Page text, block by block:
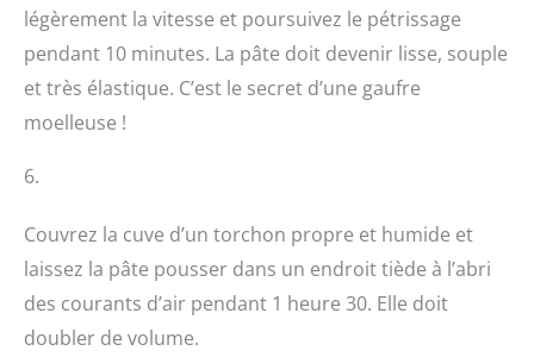
légèrement la vitesse et poursuivez le pétrissage
pendant 10 minutes. La pâte doit devenir lisse, souple
et très élastique. C’est le secret d’une gaufre
moelleuse !
6.
Couvrez la cuve d’un torchon propre et humide et
laissez la pâte pousser dans un endroit tiède à l’abri
des courants d’air pendant 1 heure 30. Elle doit
doubler de volume.